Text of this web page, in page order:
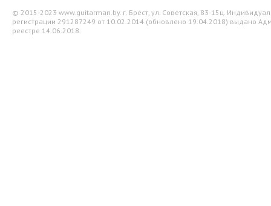
© 2015-2023 www.guitarman.by. г. Брест, ул. Советская, 83-15ц.
регистрации 291287249 от 10.02.2014 (обновлено 19.04.2018) выдано
реестре 14.06.2018.